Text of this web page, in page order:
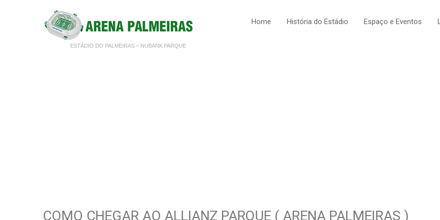
ESTÁDIO DO PALMEIRAS – NUBANK PARQUE
Home História do Estádio Espaço e Eventos
COMO CHEGAR AO ALLIANZ PARQUE ( ARENA PALMEIRAS )